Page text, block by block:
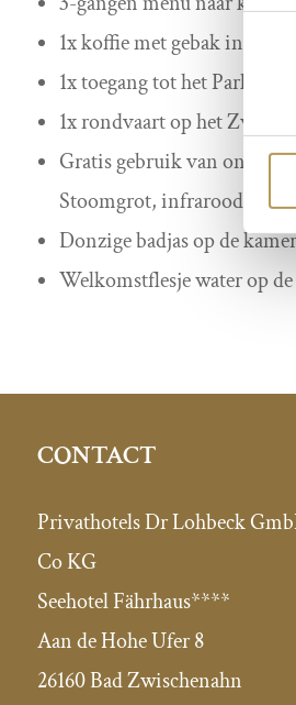
1x koffie met gebak in het
1x toegang tot het Park of
1x rondvaart op het
Gratis gebruik van ons
Stoomgrot,
Donzige badjas op de kamer
Welkomstflesje water op
CONTACT
Privathotels Dr Lohbeck
Co KG
Seehotel Fährhaus****
Aan de Hohe Ufer 8
26160 Bad Zwischenahn